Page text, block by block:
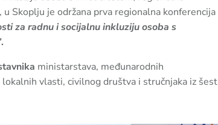
, u Skoplju je održana prva regionalna konferencija
za radnu i socijalnu inkluziju osoba s
.
ministarstava, međunarodnih
vlasti, civilnog društva i stručnjaka iz šest